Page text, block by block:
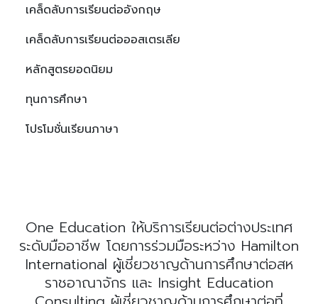
เคล็ดลับการเรียนต่ออังกฤษ
เคล็ดลับการเรียนต่อออสเตรเลีย
หลักสูตรยอดนิยม
ทุนการศึกษา
โปรโมชั่นเรียนภาษา
One Education ให้บริการเรียนต่อต่างประเทศ
ระดับมืออาชีพ โดยการร่วมมือระหว่าง Hamilton
International ผู้เชี่ยวชาญด้านการศึกษาต่อสห
ราชอาณาจักร และ Insight Education